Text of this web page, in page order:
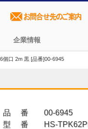
企業情報
個口 2m 黒 [品番]00-6945
品 番 00-6945
型 番 HS-